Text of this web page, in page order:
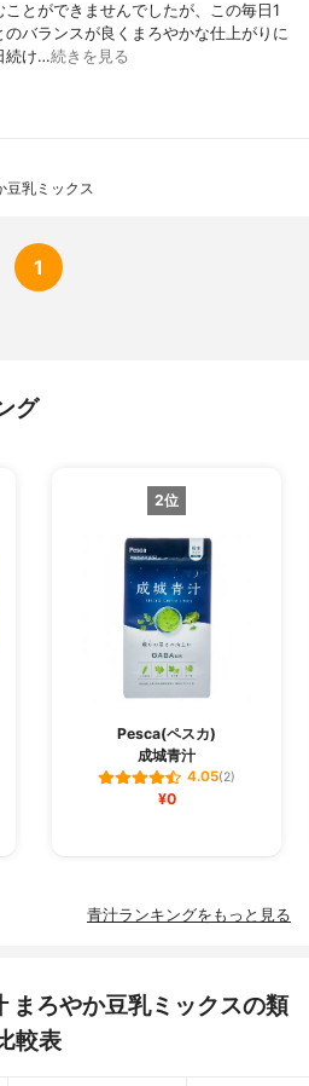
とができませんでしたが、この毎日1
バランスが良くまろやかな仕上がりに
続け…続きを見る
豆乳ミックス
1
グ
2位
Pesca(ペスカ)
成城青汁
4.05(2)
¥0
青汁ランキングをもっと見る
まろやか豆乳ミックスの類
較表